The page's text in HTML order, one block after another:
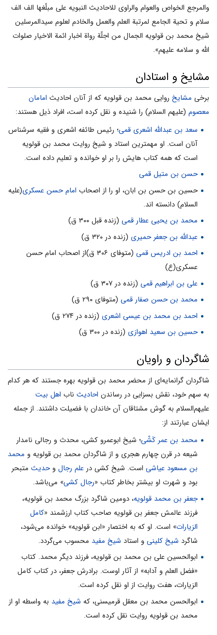
والمرجع الخواص والعوام والراوی للاحادیث النبویه علی مبلّغها الف الف
سلام و تحیة الجامع لمرتبة العلم والعمل والخادم لعلوم سیدالمرسلین
شیخ محمد بن قولویه الجمال من اجلّة رواة اخبار ائمة الاخیار صلوات
الله و سلامه علیهم».
مشایخ و استادان
برخی مشایخ روایی محمد بن قولویه که از آنان احادیث امامان
معصوم (علیهم السلام) را شنیده و نقل کرده است، افراد ذیل هستند:
سعد بن عبدالله اشعری قمی؛ رئیس طائفه اشعری و فقیه سرشناس
آنان ‌است. او مهمترین استاد و شیخ روایت محمد بن قولویه
است که همه کتاب هایش را بر او خوانده و تعلیم داده است.
حسن بن متیل قمی
حسین بن حسن بن ابان، او را از اصحاب امام حسن عسکری(علیه
السلام) دانسته اند.
محمد بن یحیی عطار قمی(زنده قبل ۳۰۰ ق)
عبدالله بن جعفر حمیری (زنده در ۳۲۰ ق)
احمد بن ادریس قمی
(متوفای ۳۰۶ ق)از اصحاب امام حسن
عسکری(ع)
علی بن ابراهیم قمی(زنده در ۳۰۷ ق)
محمد بن حسن صفار قمی(متوفای ۲۹۰ ق)
احمد بن محمد بن عیسی اشعری (زنده در ۲۷۴ ق)
حسین بن سعید اهوازی (زنده در ۳۰۰ ق)
شاگردان و راویان
شاگردان گرانمایه‌ای از محضر محمد بن قولویه بهره جستند که هر کدام
به سهم خود، نقش بسزایی در رساندن احادیث ناب اهل بیت
علیهم‌السلام به گوش مشتاقان آن خاندان با فضیلت داشتند. از جمله
ایشان عبارتند از:
محمد بن عمر کَشّی؛ شیخ ابوعمرو کشی، محدث و رجالی نامدار
شیعه در قرن چهارم هجری و از شاگردان محمد بن قولویه و محمد
بن مسعود عیاشیاست. شیخ کشی در علم رجالوحدیثمتبحر
بود و شهرت او بیشتر بخاطر کتاب «رجال کشی» می‌باشد.
جعفر بن محمد قولویه، دومین شاگرد بزرگ محمد بن قولویه،
فرزند عالمش جعفر بن قولویه صاحب کتاب ارزشمند «کامل
الزیارات» است. او که به اختصار «ابن قولویه» خوانده می‌شود،
شاگرد شیخ کلینیو استاد شیخ مفید محسوب می‌گردد.
ابوالحسین علی بن محمد بن قولویه، فرزند دیگر محمد. کتاب
«فضل العلم و آدابه» از آثار اوست. برادرش جعفر، در کتاب کامل
الزیارات، هفت روایت از او نقل کرده است.
ابوالحسن محمد بن معقل قرمیسنی، که شیخ مفید به واسطه او از
محمد بن قولویه روایت نقل کرده است.